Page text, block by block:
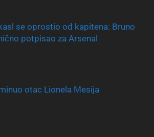
se oprostio od kapitena: Bruno
potpisao za Arsenal
otac Lionela Mesija